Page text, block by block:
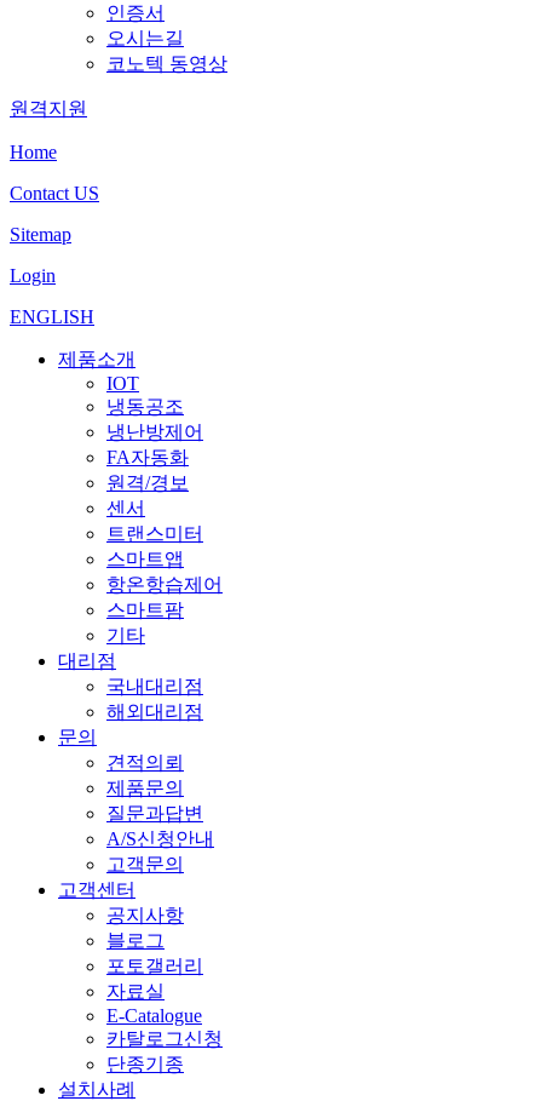
인증서
오시는길
코노텍 동영상
원격지원
Home
Contact US
Sitemap
Login
ENGLISH
제품소개
IOT
냉동공조
냉난방제어
FA자동화
원격/경보
센서
트랜스미터
스마트앱
항온항습제어
스마트팜
기타
대리점
국내대리점
해외대리점
문의
견적의뢰
제품문의
질문과답변
A/S신청안내
고객문의
고객센터
공지사항
블로그
포토갤러리
자료실
E-Catalogue
카탈로그신청
단종기종
설치사례